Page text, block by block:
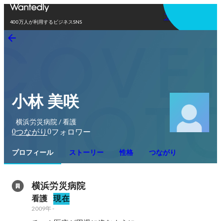
400万人が利用するビジネスSNS
アプリを使う
小林 美咲
横浜労災病院 / 看護
0つながり 0フォロワー
プロフィール ストーリー 性格 つながり
横浜労災病院
看護 現在
2009年-